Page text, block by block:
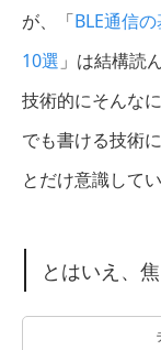
が、「BLE通信
10選 」は結構読
技術的にそんな
でも書ける技術
とだけ意識して
とはいえ、